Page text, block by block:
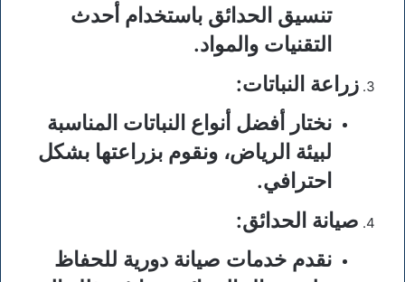
تنسيق الحدائق باستخدام أحدث
التقنيات والمواد.
زراعة النباتات:
نختار أفضل أنواع النباتات المناسبة
لبيئة الرياض، ونقوم بزراعتها بشكل
احترافي.
صيانة الحدائق:
نقدم خدمات صيانة دورية للحفاظ